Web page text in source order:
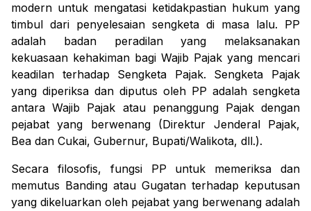
modern untuk mengatasi ketidakpastian hukum yang
timbul dari penyelesaian sengketa di masa lalu. PP
adalah badan peradilan yang melaksanakan
kekuasaan kehakiman bagi Wajib Pajak yang mencari
keadilan terhadap Sengketa Pajak. Sengketa Pajak
yang diperiksa dan diputus oleh PP adalah sengketa
antara Wajib Pajak atau penanggung Pajak dengan
pejabat yang berwenang (Direktur Jenderal Pajak,
Bea dan Cukai, Gubernur, Bupati/Walikota, dll.).
Secara filosofis, fungsi PP untuk memeriksa dan
memutus Banding atau Gugatan terhadap keputusan
yang dikeluarkan oleh pejabat yang berwenang adalah